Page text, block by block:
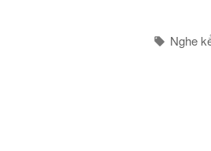
Nghe